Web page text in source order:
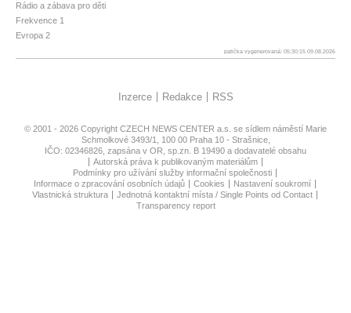
Rádio a zábava pro děti
Frekvence 1
Evropa 2
patička vygenerovaná: 05:30:15 09.08.2026
Inzerce Redakce RSS
© 2001 - 2026 Copyright CZECH NEWS CENTER a.s. se sídlem náměstí Marie
Schmolkové 3493/1, 100 00 Praha 10 - Strašnice,
IČO: 02346826, zapsána v OR, sp.zn. B 19490 a dodavatelé obsahu
Autorská práva k publikovaným materiálům
Podmínky pro užívání služby informační společnosti
Informace o zpracování osobních údajů
Cookies
Nastavení soukromí
Vlastnická struktura
Jednotná kontaktní místa / Single Points od Contact
Transparency report